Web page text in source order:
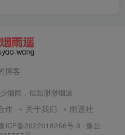
博客
烟雨，似如渺渺烟波
作 关于我们 雨遥社
ICP备2022018256号-3 · 豫公